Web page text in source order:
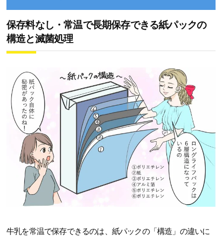
保存料なし・常温で長期保存できる紙パックの
構造と滅菌処理
牛乳を常温で保存できるのは、紙パックの「構造」の違いに